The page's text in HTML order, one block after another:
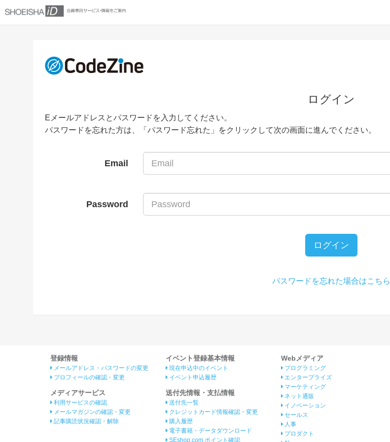
ログイン
Eメールアドレスとパスワードを入力してください。
パスワードを忘れた方は、「パスワード忘れた」をクリックして次の画面に進んでください。
Email
Password
ログイン
パスワードを忘れた場合はこちら
登録情報
メールアドレス・パスワードの変更
プロフィールの確認・変更
メディアサービス
利用サービスの確認
メールマガジンの確認・変更
記事購読状況確認・解除
イベント登録基本情報
現在申込中のイベント
イベント申込履歴
送付先情報・支払情報
送付先一覧
クレジットカード情報確認・変更
購入履歴
電子書籍・データダウンロード
SEshop.com ポイント確認
Webメディア
プログラミング
エンタープライズ
マーケティング
ネット通販
イノベーション
セールス
人事
プロダクト